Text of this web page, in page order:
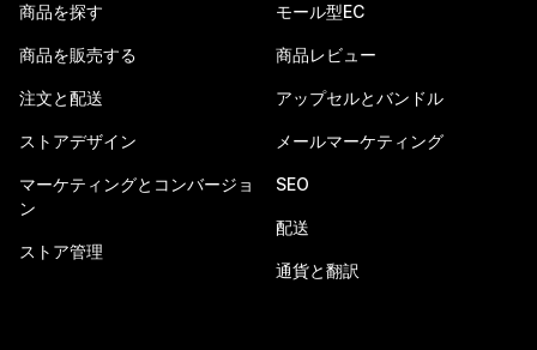
商品を探す
商品を販売する
注文と配送
ストアデザイン
マーケティングとコンバージョ
ン
ストア管理
モール型EC
商品レビュー
アップセルとバンドル
メールマーケティング
SEO
配送
通貨と翻訳